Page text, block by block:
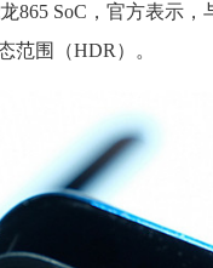
865 SoC，官方表示
范围（HDR）。